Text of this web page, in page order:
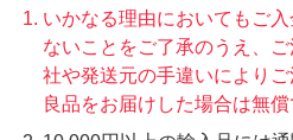
いかなる理由においてもご
ないことをご了承のうえ、
社や発送元の手違いにより
良品をお届けした場合は無償